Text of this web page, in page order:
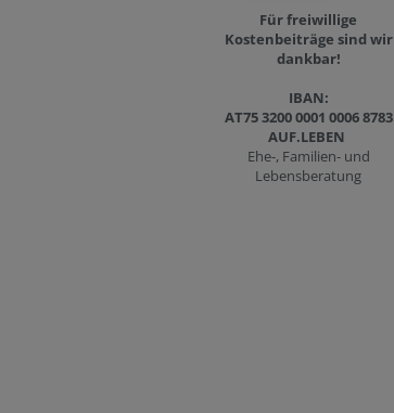
Für freiwillige
Kostenbeiträge sind wir
dankbar!
IBAN:
AT75 3200 0001 0006 8783
AUF.LEBEN
Ehe-, Familien- und
Lebensberatung